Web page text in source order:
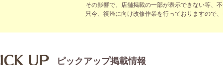
その影響で、店舗掲載の一部が表示できない等、
只今、復帰に向け改修作業を行っておりますので
ピックアップ掲載情報